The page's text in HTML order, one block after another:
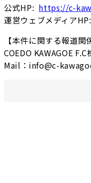
公式HP: https://c-
運営ウェブメディアHP:
【本件に関する報道関
COEDO KAWAGOE
Mail：info@c-